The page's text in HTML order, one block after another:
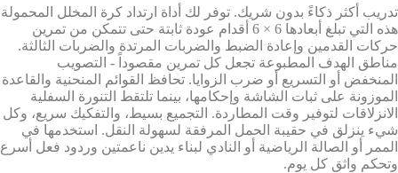
تدريب أكثر ذكاءً بدون شريك. توفر لك أداة ارتداد كرة المخلل المحمولة
هذه التي تبلغ أبعادها 6 × 6 أقدام عودة ثابتة حتى تتمكن من تمرين
حركات القدمين وإعادة الضبط والضربات المرتدة والضربات الثالثة.
مناطق الهدف المطبوعة تجعل كل تمرين مقصوداً - التصويب
المنخفض أو التسريع أو ضرب الزوايا. تحافظ القوائم المنحنية والقاعدة
الموزونة على ثبات الشاشة وإحكامها، بينما تلتقط التنورة السفلية
الانزلاقات لتوفير وقت المطاردة. التجميع بسيط، والتفكيك سريع، وكل
شيء ينزلق في حقيبة الحمل المرفقة لسهولة النقل. استخدمها في
الممر أو الصالة الرياضية أو النادي لبناء يدين ناعمتين وردود فعل أسرع
وتحكم واثق كل يوم.